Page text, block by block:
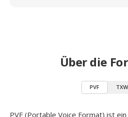
Über die
PVF TXW
PVF (Portable Voice Format) ist